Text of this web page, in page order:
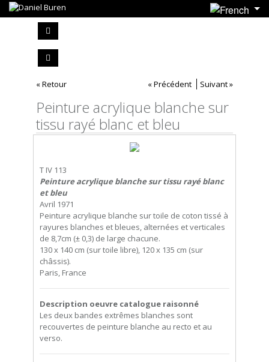
« Retour « Précédent Suivant »
Peinture acrylique blanche sur
tissu rayé blanc et bleu
T IV 113
Peinture acrylique blanche sur tissu rayé blanc
et bleu
Avril 1971
Peinture acrylique blanche sur toile de coton tissé à
rayures blanches et bleues, alternées et verticales
de 8,7cm (± 0,3) de large chacune.
130 x 140 cm (sur toile libre), 120 x 135 cm (sur
châssis).
Paris, France
Description oeuvre catalogue raisonné
Les deux bandes extrêmes blanches sont
recouvertes de peinture blanche au recto et au
verso.